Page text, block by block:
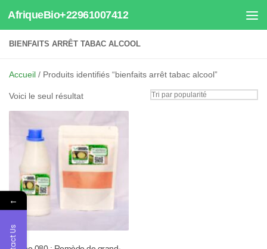
Au dessous du contenu
AfriqueBio+22961007412
BIENFAITS ARRÊT TABAC ALCOOL
Accueil / Produits identifiés “bienfaits arrêt tabac alcool”
Voici le seul résultat
←